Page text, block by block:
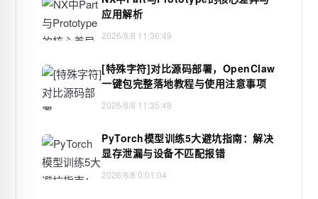
应用解析
2026/8/8 11:36:49
[特殊字符]对比源码部署，OpenClaw
一键包完整落地教程与使用注意事项
2026/8/8 11:35:48
PyTorch模型训练5大避坑指南：解决
显存泄漏与设备不匹配报错
2026/8/8 0:01:04